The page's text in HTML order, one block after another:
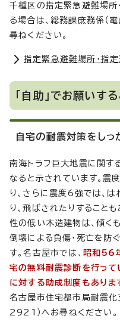
千種区の指定緊急避難場所
る場合は、総務課庶務係
尋ねください。
指定緊急避難場所・指
「自助」でお願いす
自宅の耐震対策をしっ
南海トラフ巨大地震に関す
なると示されています。震
り、さらに震度6強では、
り、飛ばされたりすること
性の低い木造建物は、傾く
倒壊による負傷・死亡を防
す。名古屋市では、 昭和56
宅の無料耐震診断を行って
に対する助成制度もありま
名古屋市住宅都市局耐震
2921）へお尋ねください。